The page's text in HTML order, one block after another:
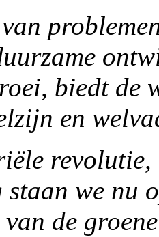
biedt de
en
we nu
de